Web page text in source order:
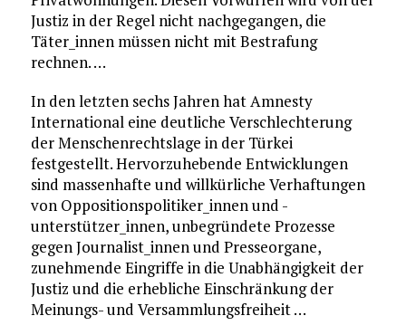
Justiz in der Regel nicht nachgegangen, die
Täter_innen müssen nicht mit Bestrafung
rechnen. …
In den letzten sechs Jahren hat Amnesty
International eine deutliche Verschlechterung
der Menschenrechtslage in der Türkei
festgestellt. Hervorzuhebende Entwicklungen
sind massenhafte und willkürliche Verhaftungen
von Oppositionspolitiker_innen und -
unterstützer_innen, unbegründete Prozesse
gegen Journalist_innen und Presseorgane,
zunehmende Eingriffe in die Unabhängigkeit der
Justiz und die erhebliche Einschränkung der
Meinungs- und Versammlungsfreiheit …